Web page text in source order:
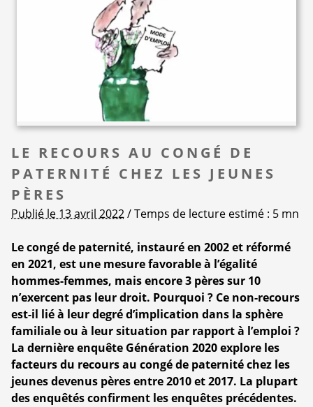
LE RECOURS AU CONGÉ DE
PATERNITÉ CHEZ LES JEUNES
PÈRES
Publié le 13 avril 2022/ Temps de lecture estimé : 5 mn
Le congé de paternité, instauré en 2002 et réformé
en 2021, est une mesure favorable à l’égalité
hommes-femmes, mais encore 3 pères sur 10
n’exercent pas leur droit. Pourquoi ? Ce non-recours
est-il lié à leur degré d’implication dans la sphère
familiale ou à leur situation par rapport à l’emploi ?
La dernière enquête Génération 2020 explore les
facteurs du recours au congé de paternité chez les
jeunes devenus pères entre 2010 et 2017. La plupart
des enquêtés confirment les enquêtes précédentes.